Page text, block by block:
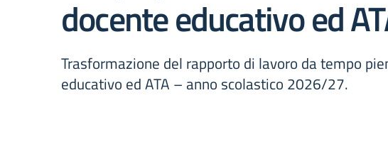
docente educativo ed
Trasformazione del rapporto di lavoro da tempo
educativo ed ATA – anno scolastico 2026/27.